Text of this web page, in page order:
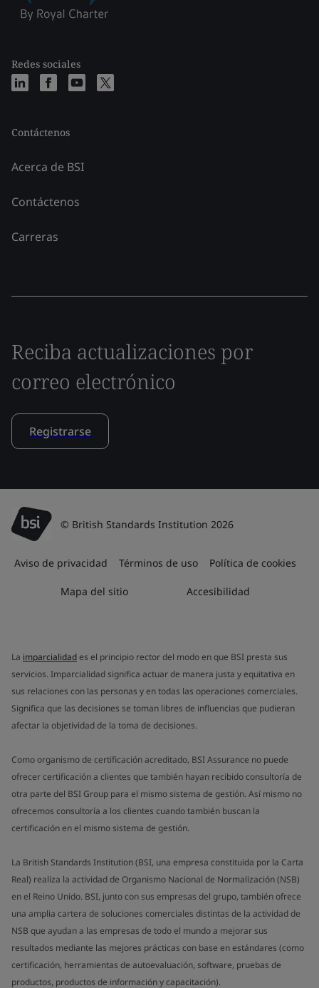
Redes sociales
Contáctenos
Acerca de BSI
Contáctenos
Carreras
Reciba actualizaciones por
correo electrónico
Registrarse
© British Standards Institution 2026
Aviso de privacidad Términos de uso Política de cookies
Mapa del sitio Accesibilidad
La imparcialidades el principio rector del modo en que BSI presta sus
servicios. Imparcialidad significa actuar de manera justa y equitativa en
sus relaciones con las personas y en todas las operaciones comerciales.
Significa que las decisiones se toman libres de influencias que pudieran
afectar la objetividad de la toma de decisiones.
Como organismo de certificación acreditado, BSI Assurance no puede
ofrecer certificación a clientes que también hayan recibido consultoría de
otra parte del BSI Group para el mismo sistema de gestión. Así mismo no
ofrecemos consultoría a los clientes cuando también buscan la
certificación en el mismo sistema de gestión.
La British Standards Institution (BSI, una empresa constituida por la Carta
Real) realiza la actividad de Organismo Nacional de Normalización (NSB)
en el Reino Unido. BSI, junto con sus empresas del grupo, también ofrece
una amplia cartera de soluciones comerciales distintas de la actividad de
NSB que ayudan a las empresas de todo el mundo a mejorar sus
resultados mediante las mejores prácticas con base en estándares (como
certificación, herramientas de autoevaluación, software, pruebas de
productos, productos de información y capacitación).